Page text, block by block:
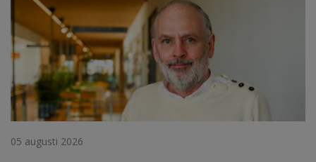
05 augusti 2026